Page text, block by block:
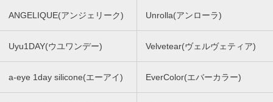
ANGELIQUE(アンジェリーク) Unrolla(アンローラ)
Uyu1DAY(ウユワンデー) Velvetear(ヴェルヴェティア)
a-eye 1day silicone(エーアイ) EverColor(エバーカラー)